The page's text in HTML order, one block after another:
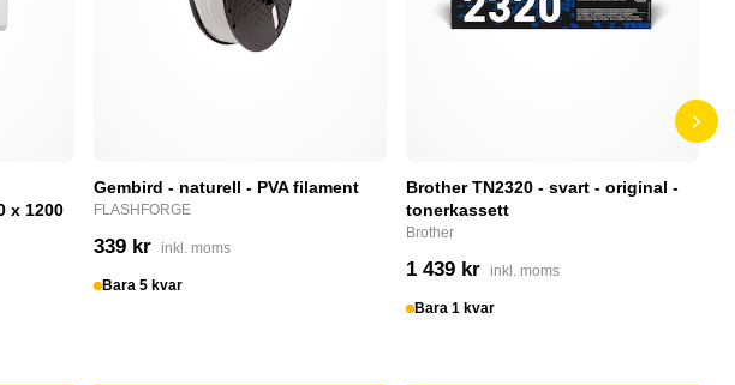
x 1200
Gembird - naturell - PVA filament
FLASHFORGE
339 kr inkl. moms
Bara 5 kvar
Brother TN2320 - svart - original -
tonerkassett
Brother
1 439 kr inkl. moms
Bara 1 kvar